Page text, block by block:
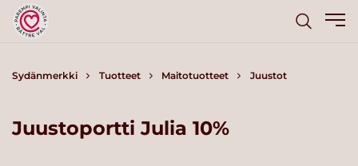
Sydänmerkki Tuotteet Maitotuotteet Juustot
Juustoportti Julia 10%